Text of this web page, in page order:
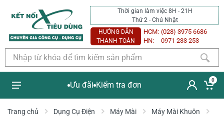
Thời gian làm việc 8H - 21H
Thứ 2 - Chủ Nhật
HƯỚNG DẪN
THANH TOÁN
HCM: (028) 3975 6686
HN:
0971 233 253
Ưu đãi Kiểm tra đơn
0
Trang chủ Dụng Cụ Điện Máy Mài Máy Mài Khuôn